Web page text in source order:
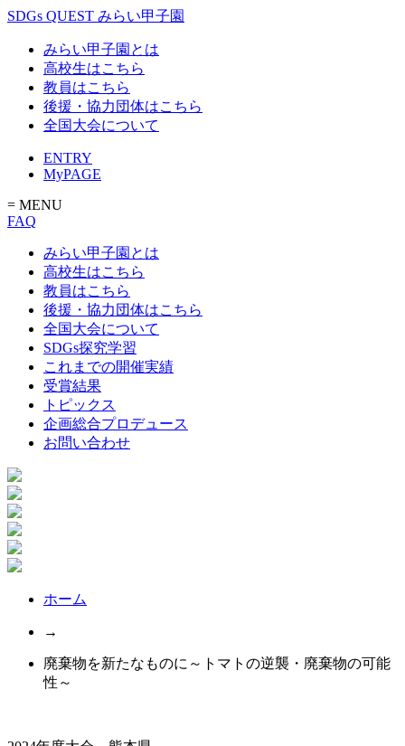
SDGs QUEST みらい甲子園
みらい甲子園とは
高校生はこちら
教員はこちら
後援・協力団体はこちら
全国大会について
ENTRY
MyPAGE
= MENU
FAQ
みらい甲子園とは
高校生はこちら
教員はこちら
後援・協力団体はこちら
全国大会について
SDGs探究学習
これまでの開催実績
受賞結果
トピックス
企画総合プロデュース
お問い合わせ
ホーム
→
廃棄物を新たなものに～トマトの逆襲・廃棄物の可能
性～